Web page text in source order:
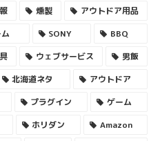
燻製
アウトドア用品
SONY
BBQ
ウェブサービス
男飯
北海道ネタ
アウトドア
プラグイン
ゲーム
ホリダン
Amazon